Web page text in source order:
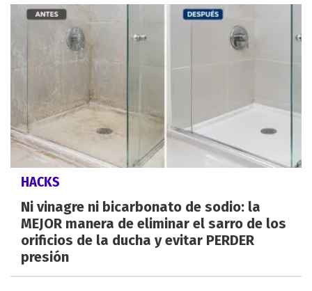
HACKS
Ni vinagre ni bicarbonato de sodio: la
MEJOR manera de eliminar el sarro de los
orificios de la ducha y evitar PERDER
presión